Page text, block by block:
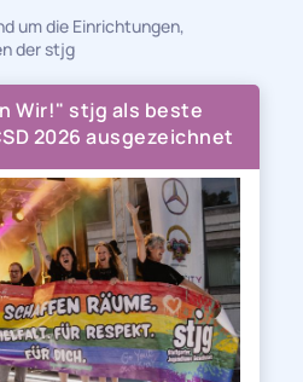
um die Einrichtungen,
der stjg
Wir!" stjg als beste
2026 ausgezeichnet